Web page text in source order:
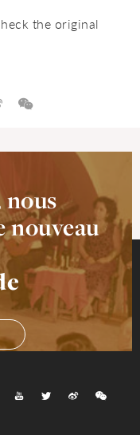
the original
nous
nouveau